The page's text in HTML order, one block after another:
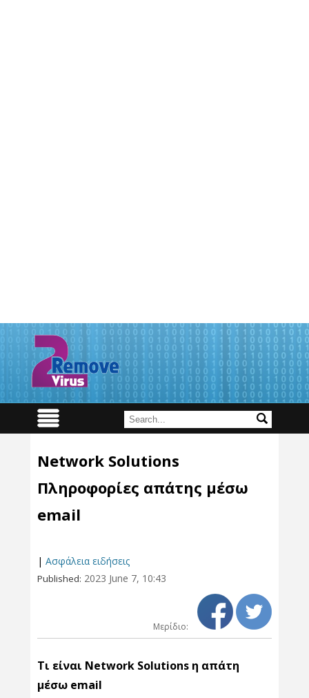
Network Solutions
Πληροφορίες απάτης μέσω
email
| Ασφάλεια ειδήσεις
Published: 2023 June 7, 10:43
Μερίδιο:
Τι είναι Network Solutions η απάτη
μέσω email